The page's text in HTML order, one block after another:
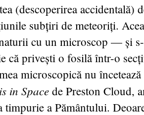
(descoperirea accidentală)
subțiri de meteoriți.
cu un microscop — și
că privești o fosilă într-o
microscopică nu
in Spacede Preston Cloud,
timpurie a Pământului.